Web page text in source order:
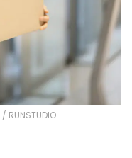
/ RUNSTUDIO